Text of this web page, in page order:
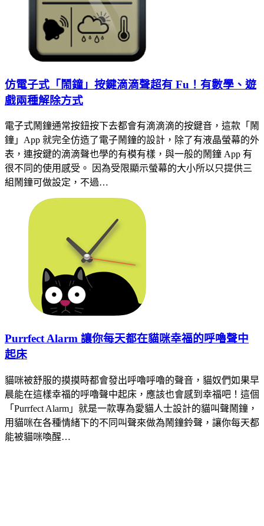
仿電子式「鬧鐘」按鍵滴滴聲超有 Fu！有數學、遊
戲兩種解除方式
電子式鬧鐘通常按鈕按下去都會有滴滴滴的按鍵音，這款「鬧
鐘」App 就完全仿造了電子鬧鐘的設計，除了有液晶螢幕的外
表，連按鍵的滴滴聲也學的有模有樣，與一般的鬧鐘 App 有
很不同的使用感受。 因為受限顯示螢幕的大小所以只提供三
組鬧鐘可做設定，不過…
Purrfect Alarm 讓你每天都在貓咪幸福的呼嚕聲中
起床
貓咪被舒服的摸摸時都會發出呼嚕呼嚕的聲音，貓奴們如果早
晨能在這樣幸福的呼嚕聲中起床，應該也會感到幸福吧！這個
「Purrfect Alarm」就是一款專為愛貓人士設計的貓叫聲鬧鐘，
用貓咪在各種情緒下的不同叫聲來做為鬧鐘鈴聲，讓你每天都
能被貓咪喚醒…